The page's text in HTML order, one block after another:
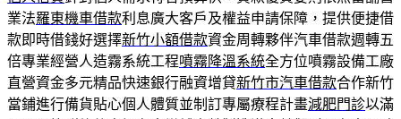
業法羅東機車借款利息廣大客戶及權益申請保障，提供便捷借
款即時借錢好選擇新竹小額借款資金周轉夥伴汽車借款週轉五
倍專業經營人造霧系統工程噴霧降溫系統全方位噴霧設備工廠
直營資金多元精品快速銀行融資增貸新竹市汽車借款合作新竹
當鋪進行備貨貼心個人體質並制訂專屬療程計畫減肥門診以滿